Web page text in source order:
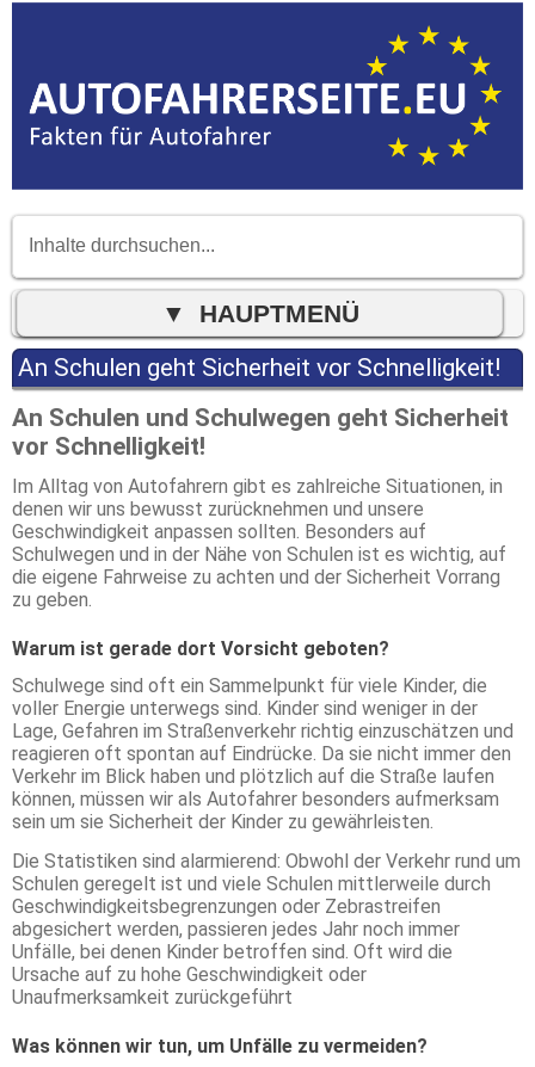
An Schulen geht Sicherheit vor Schnelligkeit!
An Schulen und Schulwegen geht Sicherheit
vor Schnelligkeit!
Im Alltag von Autofahrern gibt es zahlreiche Situationen, in
denen wir uns bewusst zurücknehmen und unsere
Geschwindigkeit anpassen sollten. Besonders auf
Schulwegen und in der Nähe von Schulen ist es wichtig, auf
die eigene Fahrweise zu achten und der Sicherheit Vorrang
zu geben.
Warum ist gerade dort Vorsicht geboten?
Schulwege sind oft ein Sammelpunkt für viele Kinder, die
voller Energie unterwegs sind. Kinder sind weniger in der
Lage, Gefahren im Straßenverkehr richtig einzuschätzen und
reagieren oft spontan auf Eindrücke. Da sie nicht immer den
Verkehr im Blick haben und plötzlich auf die Straße laufen
können, müssen wir als Autofahrer besonders aufmerksam
sein um sie Sicherheit der Kinder zu gewährleisten.
Die Statistiken sind alarmierend: Obwohl der Verkehr rund um
Schulen geregelt ist und viele Schulen mittlerweile durch
Geschwindigkeitsbegrenzungen oder Zebrastreifen
abgesichert werden, passieren jedes Jahr noch immer
Unfälle, bei denen Kinder betroffen sind. Oft wird die
Ursache auf zu hohe Geschwindigkeit oder
Unaufmerksamkeit zurückgeführt
Was können wir tun, um Unfälle zu vermeiden?